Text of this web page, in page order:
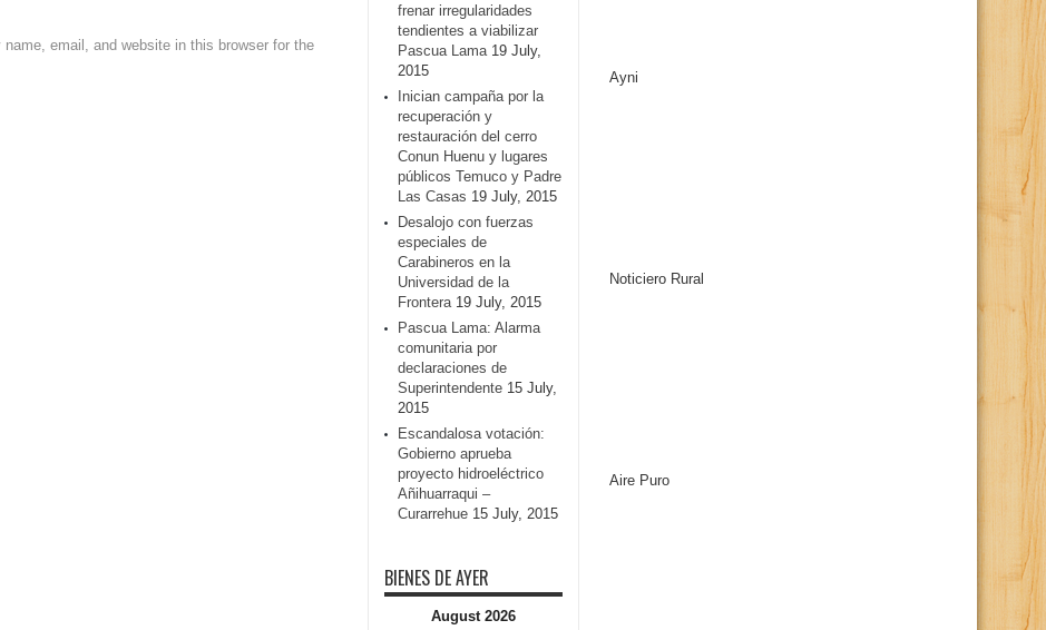
name, email, and website in this browser for the
frenar irregularidades
tendientes a viabilizar
Pascua Lama 19 July,
2015
Inician campaña por la
recuperación y
restauración del cerro
Conun Huenu y lugares
públicos Temuco y Padre
Las Casas 19 July, 2015
Desalojo con fuerzas
especiales de
Carabineros en la
Universidad de la
Frontera 19 July, 2015
Pascua Lama: Alarma
comunitaria por
declaraciones de
Superintendente 15 July,
2015
Escandalosa votación:
Gobierno aprueba
proyecto hidroeléctrico
Añihuarraqui –
Curarrehue 15 July, 2015
BIENES DE AYER
August 2026
Ayni
Noticiero Rural
Aire Puro